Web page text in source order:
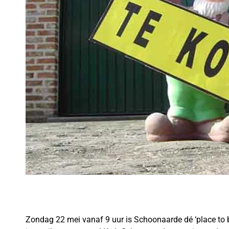
Zondag 22 mei vanaf 9 uur is Schoonaarde dé ‘place to